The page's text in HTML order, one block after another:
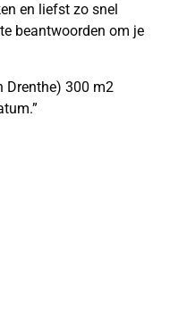
en liefst zo snel
beantwoorden om je
Drenthe) 300 m2